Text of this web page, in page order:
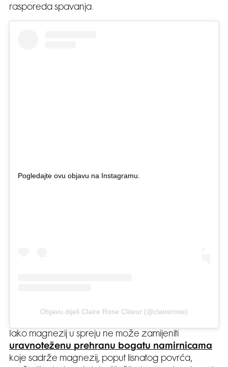
rasporeda spavanja.
Pogledajte ovu objavu na Instagramu.
Objavu dijeli Claire Rose Cliteur (@clairerose)
Iako magnezij u spreju ne može zamijeniti
uravnoteženu prehranu bogatu namirnicama
koje sadrže magnezij, poput lisnatog povrća,